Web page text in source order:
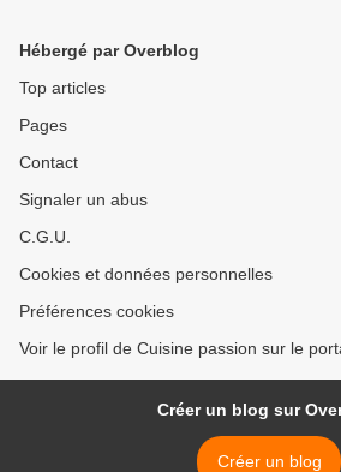
Hébergé par Overblog
Top articles
Pages
Contact
Signaler un abus
C.G.U.
Cookies et données personnelles
Préférences cookies
Voir le profil de Cuisine passion sur le
Créer un blog sur
Créer un blog